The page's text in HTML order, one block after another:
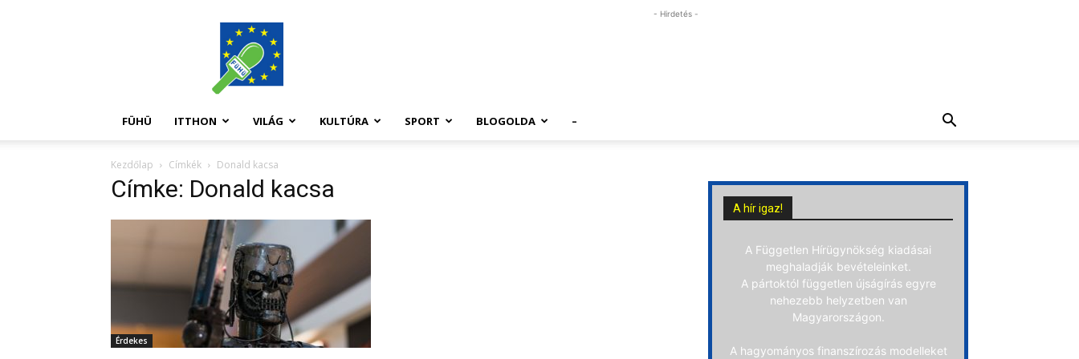
FüHü
- Hirdetés -
FÜHÜ ITTHON VILÁG KULTÚRA SPORT BLOGOLDA –
Kezdőlap Címkék Donald kacsa
Címke: Donald kacsa
Érdekes
A hír igaz!
A Független Hírügynökség kiadásai
meghaladják bevételeinket.
A pártoktól független újságírás egyre
nehezebb helyzetben van
Magyarországon.
A hagyományos finanszírozás modelleket